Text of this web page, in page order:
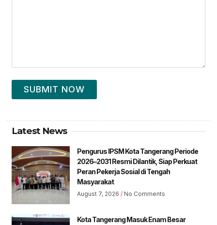
SUBMIT NOW
Latest News
Pengurus IPSM Kota Tangerang Periode
2026–2031 Resmi Dilantik, Siap Perkuat
Peran Pekerja Sosial di Tengah
Masyarakat
August 7, 2026 No Comments
Kota Tangerang Masuk Enam Besar